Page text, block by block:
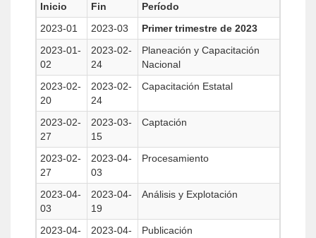
Inicio Fin
Período
2023-01
2023-03
Primer trimestre de 2023
2023-01-
02
2023-02-
24
Planeación y Capacitación
Nacional
2023-02-
20
2023-02-
24
Capacitación Estatal
2023-02-
27
2023-03-
15
Captación
2023-02-
27
2023-04-
03
Procesamiento
2023-04-
03
2023-04-
19
Análisis y Explotación
2023-04-
2023-04-
Publicación